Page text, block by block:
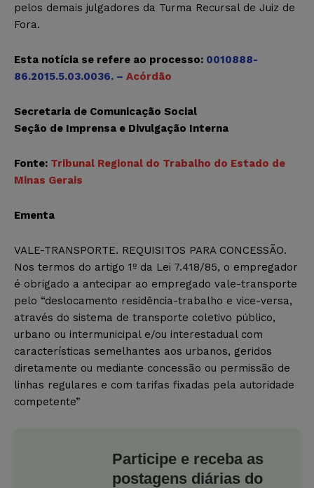
pelos demais julgadores da Turma Recursal de Juiz de
Fora.
Esta notícia se refere ao processo: 0010888-
86.2015.5.03.0036. – Acórdão
Secretaria de Comunicação Social
Seção de Imprensa e Divulgação Interna
Fonte: Tribunal Regional do Trabalho do Estado de
Minas Gerais
Ementa
VALE-TRANSPORTE. REQUISITOS PARA CONCESSÃO.
Nos termos do artigo 1º da Lei 7.418/85, o empregador
é obrigado a antecipar ao empregado vale-transporte
pelo “deslocamento residência-trabalho e vice-versa,
através do sistema de transporte coletivo público,
urbano ou intermunicipal e/ou interestadual com
características semelhantes aos urbanos, geridos
diretamente ou mediante concessão ou permissão de
linhas regulares e com tarifas fixadas pela autoridade
competente”
Participe e receba as
postagens diárias do